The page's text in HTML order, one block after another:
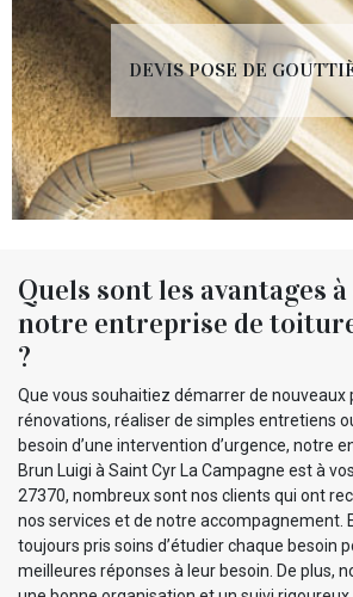
DEVIS POSE DE
Quels sont les avantages
notre entreprise de
?
Que vous souhaitiez démarrer de
rénovations, réaliser de simples entretiens
besoin d’une intervention d’urgence, notre
Brun Luigi à Saint Cyr La Campagne est à
27370, nombreux sont nos clients qui ont
nos services et de notre accompagnement.
toujours pris soins d’étudier chaque besoin
meilleures réponses à leur besoin. De plus,